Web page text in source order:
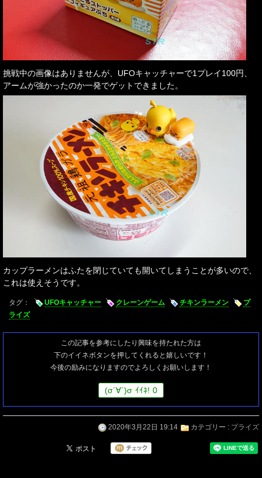
挑戦中の画像はありませんが、UFOキャッチャーで1プレイ100円、
アームが強かったのか一発でゲットできました。
カップラーメンはふたを閉じていても開いてしまうことが多いので、
これは使えそうです。
タグ： UFOキャッチャー クレーンゲーム チキンラーメン
プ
ライズ
この記事を参考にしたり興味を持たれた方は
下のイイネボタンを押してくれると嬉しいです！
今後の励みになりますのでよろしくお願いします！
(σ´∀`)σ ｲｲﾈ! 0
2020年3月22日 19:14 カテゴリー : プライズ